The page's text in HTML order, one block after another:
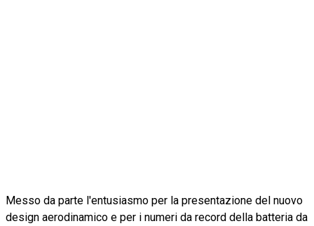
Messo da parte l'entusiasmo per la presentazione del nuovo
design aerodinamico e per i numeri da record della batteria da